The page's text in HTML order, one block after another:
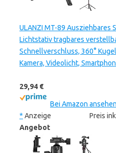
ULANZI MT-89 Ausziehbares
Lichtstativ tragbares
Schnellverschluss, 360°
Kamera, Videolicht,
29,94 €
Bei Amazon ansehen
* Anzeige
Preis
Angebot